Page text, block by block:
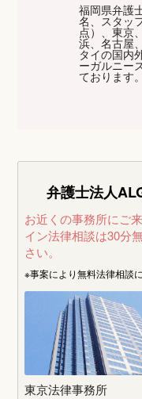
福岡県弁護
名、スタッ
点）、東京
浜、名古屋
タイの国内
ーガルニー
ております
弁護士法人
お近くの事務所にご
イン法律相談は30分無
さい。
※事案により無料法律相談
東京法律事務所